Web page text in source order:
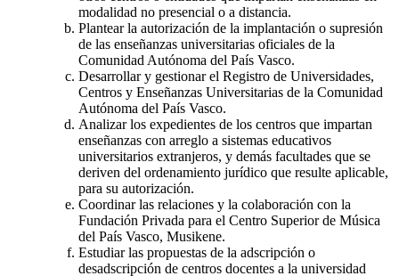
modalidad no presencial o a distancia.
Plantear la autorización de la implantación o supresión
de las enseñanzas universitarias oficiales de la
Comunidad Autónoma del País Vasco.
Desarrollar y gestionar el Registro de Universidades,
Centros y Enseñanzas Universitarias de la Comunidad
Autónoma del País Vasco.
Analizar los expedientes de los centros que impartan
enseñanzas con arreglo a sistemas educativos
universitarios extranjeros, y demás facultades que se
deriven del ordenamiento jurídico que resulte aplicable,
para su autorización.
Coordinar las relaciones y la colaboración con la
Fundación Privada para el Centro Superior de Música
del País Vasco, Musikene.
Estudiar las propuestas de la adscripción o
desadscripción de centros docentes a la universidad